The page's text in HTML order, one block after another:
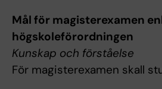
Mål för magisterexamen
högskoleförordningen
Kunskap och förståelse
För magisterexamen skall